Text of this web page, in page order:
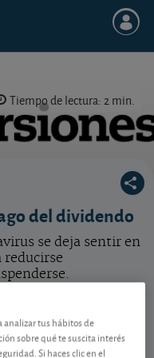
Tiempo de lectura: 2 min.
del dividendo
se deja sentir en
reducirse
-0,14 EUR (-0,24 %)
analizar tus hábitos de
sobre qué te suscita interés
Si haces clic en el